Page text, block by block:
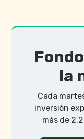
la
Cada
inversión
más de